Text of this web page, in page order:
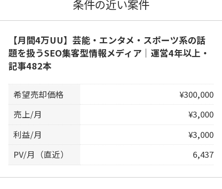
条件の近い案件
【月間4万UU】芸能・エンタメ・スポーツ系の話
題を扱うSEO集客型情報メディア｜運営4年以上・
記事482本
希望売却価格
¥300,000
売上/月
¥3,000
利益/月
¥3,000
PV/月（直近）
6,437